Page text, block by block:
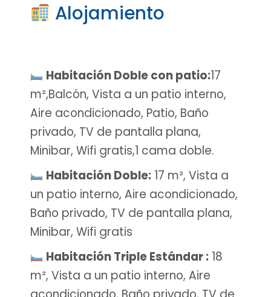
Alojamiento
Habitación Doble con patio:17
m²,Balcón, Vista a un patio interno,
Aire acondicionado, Patio, Baño
privado, TV de pantalla plana,
Minibar, Wifi gratis,1 cama doble.
Habitación Doble: 17 m², Vista a
un patio interno, Aire acondicionado,
Baño privado, TV de pantalla plana,
Minibar, Wifi gratis
Habitación Triple Estándar : 18
m², Vista a un patio interno, Aire